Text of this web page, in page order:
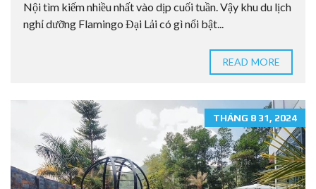
Nội tìm kiếm nhiều nhất vào dịp cuối tuần. Vậy khu du lịch
nghỉ dưỡng Flamingo Đại Lải có gì nổi bật...
READ MORE
THÁNG 8 31, 2024